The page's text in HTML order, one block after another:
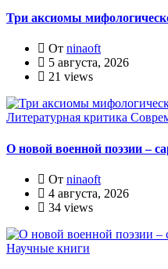
Три аксиомы
От ninaoft
5 августа, 2026
21 views
Литературная критика
О новой военной поэзии –
От ninaoft
4 августа, 2026
34 views
Научные книги